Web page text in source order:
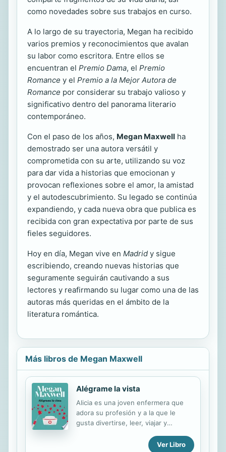
como novedades sobre sus trabajos en curso.
A lo largo de su trayectoria, Megan ha recibido
varios premios y reconocimientos que avalan
su labor como escritora. Entre ellos se
encuentran el Premio Dama, el Premio
Romance y el Premio a la Mejor Autora de
Romance por considerar su trabajo valioso y
significativo dentro del panorama literario
contemporáneo.
Con el paso de los años, Megan Maxwell ha
demostrado ser una autora versátil y
comprometida con su arte, utilizando su voz
para dar vida a historias que emocionan y
provocan reflexiones sobre el amor, la amistad
y el autodescubrimiento. Su legado se continúa
expandiendo, y cada nueva obra que publica es
recibida con gran expectativa por parte de sus
fieles seguidores.
Hoy en día, Megan vive en Madrid y sigue
escribiendo, creando nuevas historias que
seguramente seguirán cautivando a sus
lectores y reafirmando su lugar como una de las
autoras más queridas en el ámbito de la
literatura romántica.
Más libros de Megan Maxwell
Alégrame la vista
Alicia es una joven enfermera que
adora su profesión y a la que le
gusta divertirse, leer, viajar y
"derecho a roce". Sin embargo, todo
Ver Libro